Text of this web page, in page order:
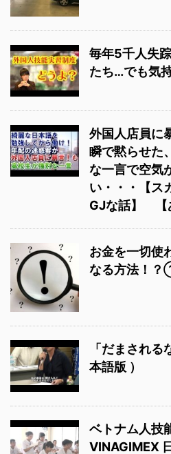
毎年5千人失
たち…でも気
外国人店員に
瞬で黙らせた
な一言で空気
い・・・【ス
GJな話】 【
お金を一切使
なる方法！
「だまされ
本語版 ）
ベトナム人技
VINAGIMEX